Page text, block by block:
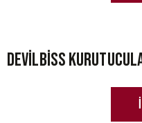
Devilbiss